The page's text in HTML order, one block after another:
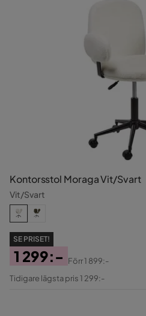
Kontorsstol Moraga Vit/Svart
Vit/Svart
SE PRISET!
Pris
1 299:-
Original
Förr1 899:-
Tidigare lägsta pris 1 299:-